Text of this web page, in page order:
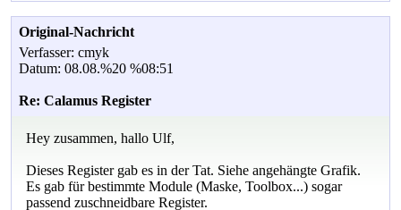
Original-Nachricht
Verfasser: cmyk
Datum: 08.08.%20 %08:51
Re: Calamus Register
Hey zusammen, hallo Ulf,
Dieses Register gab es in der Tat. Siehe angehängte Grafik.
Es gab für bestimmte Module (Maske, Toolbox...) sogar
passend zuschneidbare Register.